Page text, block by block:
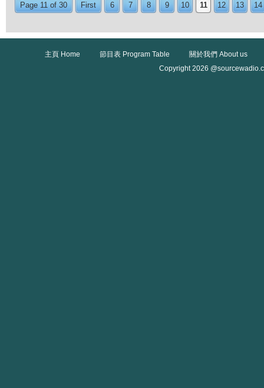
Page 11 of 30 First 6 7 8 9 10 11 12 13 14
主頁 Home 節目表 Program Table
關於我們 About us
Copyright 2026